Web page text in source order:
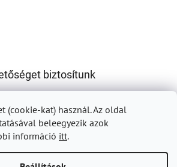
(cookie-kat) használ.Az oldal
beleegyezik azok
információ itt.
biztosítunk